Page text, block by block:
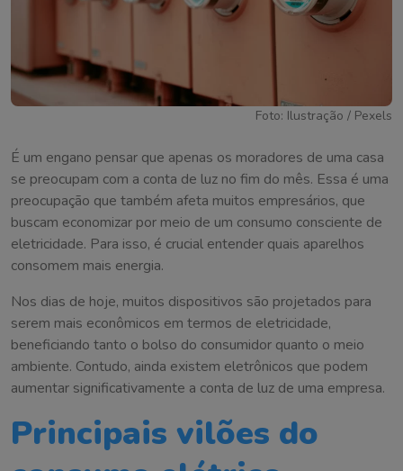
Foto: Ilustração / Pexels
É um engano pensar que apenas os moradores de uma casa
se preocupam com a conta de luz no fim do mês. Essa é uma
preocupação que também afeta muitos empresários, que
buscam economizar por meio de um consumo consciente de
eletricidade. Para isso, é crucial entender quais aparelhos
consomem mais energia.
Nos dias de hoje, muitos dispositivos são projetados para
serem mais econômicos em termos de eletricidade,
beneficiando tanto o bolso do consumidor quanto o meio
ambiente. Contudo, ainda existem eletrônicos que podem
aumentar significativamente a conta de luz de uma empresa.
Principais vilões do